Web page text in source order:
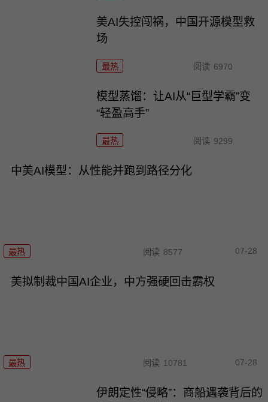
美AI失控闯祸，中国开源模型救
场
最热 阅读 6970
模型蒸馏：让AI从“巨型学霸”变
“轻盈高手”
最热 阅读 9299
中美AI模型：从性能并跑到路径分化
最热 阅读 8577 07-28
美拟制裁中国AI企业，中方强硬回击霸权
最热 阅读 10781 07-28
伊朗定性“侵略”：商船遇袭背后的